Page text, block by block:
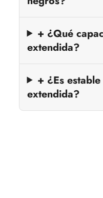
+ ¿Qué
extendida?
+ ¿Es
extendida?